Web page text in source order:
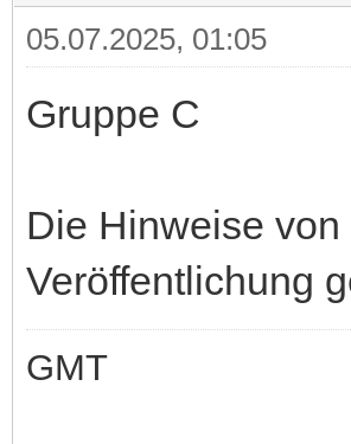
05.07.2025, 01:05
Gruppe C
Die Hinweise
Veröffentlichung
GMT